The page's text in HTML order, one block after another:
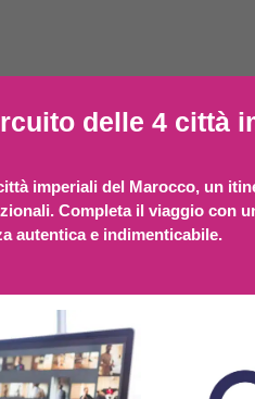
delle 4 città
imperiali del Marocco, un
Completa il viaggio con
autentica e indimenticabile.